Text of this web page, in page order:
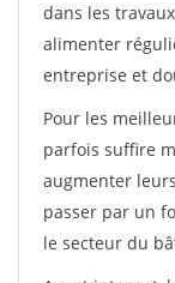
dans les
alimenter
entreprise et
Pour les
parfois suffire
augmenter
passer par un
le secteur du